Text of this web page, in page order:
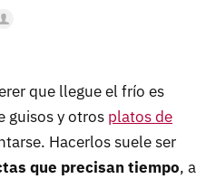
que llegue el frío es
guisos y otros platos de
Hacerlos suele ser
que precisan tiempo, a